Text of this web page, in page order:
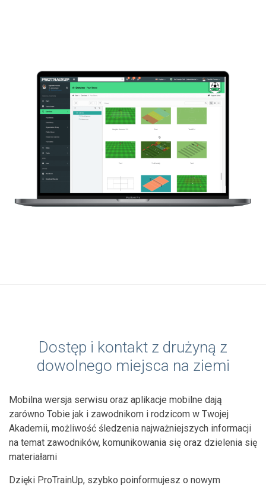
Dostęp i kontakt z drużyną z
dowolnego miejsca na ziemi
Mobilna wersja serwisu oraz aplikacje mobilne dają
zarówno Tobie jak i zawodnikom i rodzicom w Twojej
Akademii, możliwość śledzenia najważniejszych informacji
na temat zawodników, komunikowania się oraz dzielenia się
materiałami
Dzięki ProTrainUp, szybko poinformujesz o nowym